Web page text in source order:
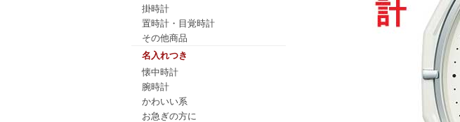
掛時計
置時計・目覚時計
その他商品
名入れつき
懐中時計
腕時計
かわいい系
お急ぎの方に